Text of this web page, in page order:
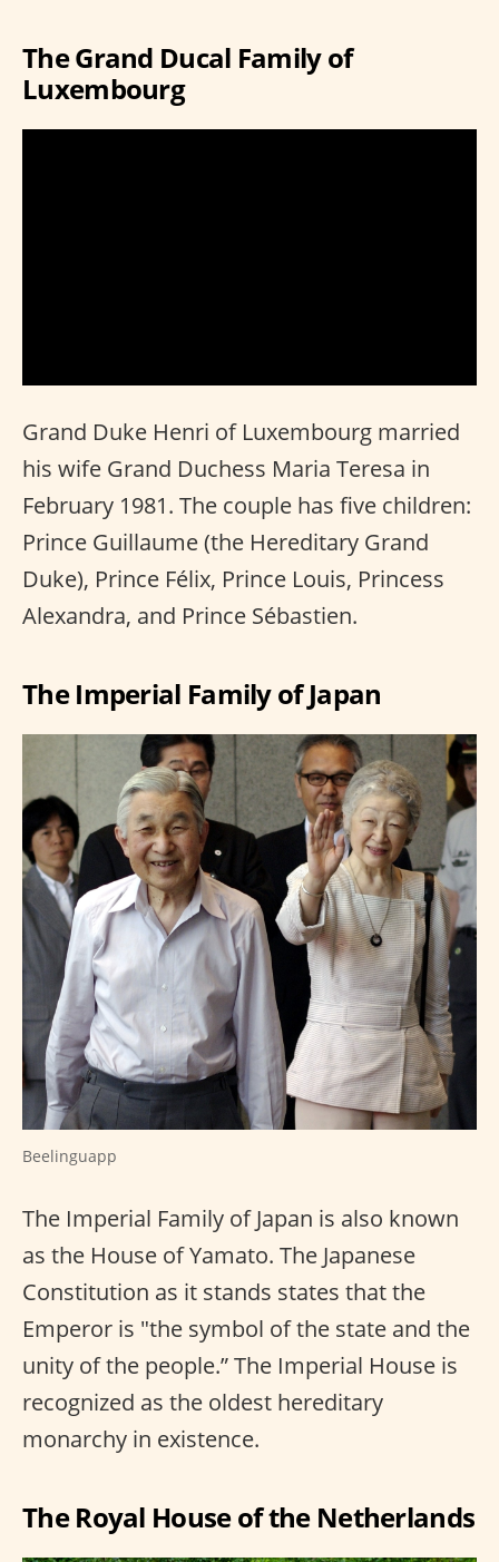
The Grand Ducal Family of
Luxembourg
Grand Duke Henri of Luxembourg married
his wife Grand Duchess Maria Teresa in
February 1981. The couple has five children:
Prince Guillaume (the Hereditary Grand
Duke), Prince Félix, Prince Louis, Princess
Alexandra, and Prince Sébastien.
The Imperial Family of Japan
Beelinguapp
The Imperial Family of Japan is also known
as the House of Yamato. The Japanese
Constitution as it stands states that the
Emperor is "the symbol of the state and the
unity of the people.” The Imperial House is
recognized as the oldest hereditary
monarchy in existence.
The Royal House of the Netherlands